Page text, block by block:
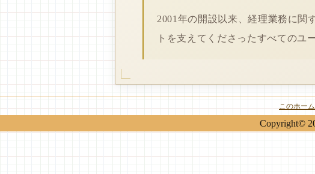
2001年の開設以来、経理業務に関
トを支えてくださったすべてのユ
このホー
Copyright©